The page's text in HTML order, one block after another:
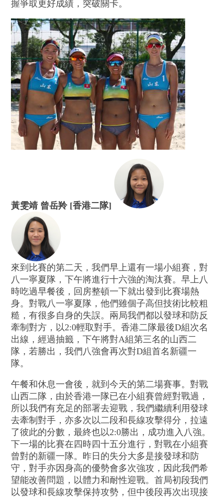
握爭取更好成績，突破關卡。
黃雯靖 曾岳羚 [香港二隊]
來到比賽的第二天，我們早上還有一場小組賽，對
八一寧夏隊，下午將進行十六強的淘汰賽。早上八
時吃過早餐後，回房整頓一下就出發到比賽場熱
身。對戰八一寧夏隊，他們雖個子高但技術比較粗
糙，有很多自身的失誤。兩局我們都以發球和防反
牽制對方，以2:0輕取對手。香港二隊最後D組次名
出線，經過抽籤，下午將對A組第三名的山西二
隊，若勝出，我們八強會再次對D組首名新疆一
隊。
午餐和休息一會後，就到今天的第二場賽事。對戰
山西二隊，由於香港一隊已在小組賽曾經對戰過，
所以我們有充足的部署去迎戰，我們繼續利用發球
去牽制對手，亦多次以二段和長線攻擊得分，拉遠
了彼此的分數，最終也以2:0勝出，成功進入八強。
下一場的比賽在四時四十五分進行，對戰在小組賽
曾對的新疆一隊。昨日的失分大多是接發球和防
守，對手亦因身高的優勢會多次強攻，因此我們希
望能改善問題，以體力和耐性迎戰。首局初段我們
以發球和長線攻擊保持攻勢，但中後段再次出現接